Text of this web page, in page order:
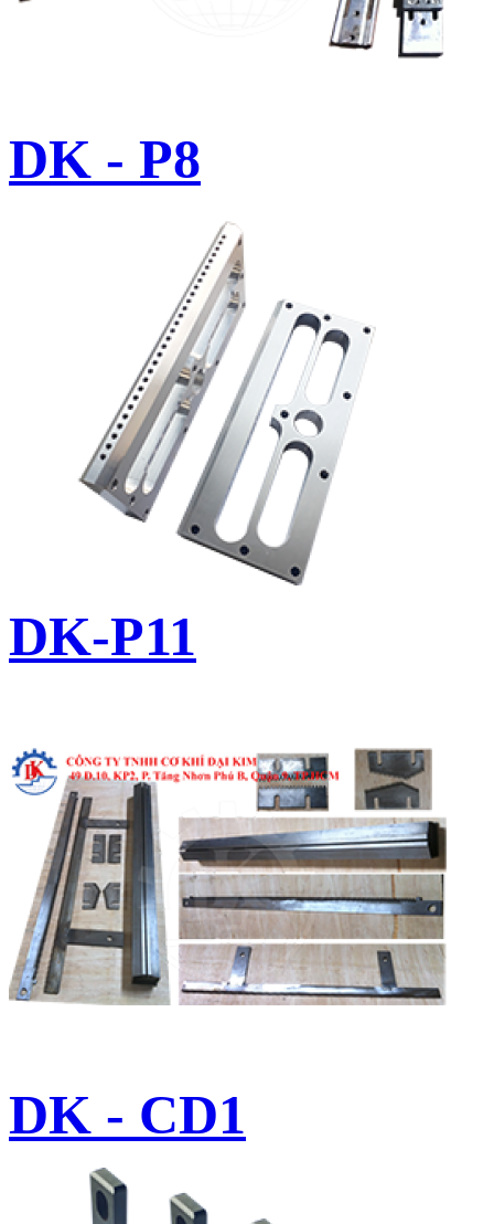
DK - P8
DK-P11
DK - CD1